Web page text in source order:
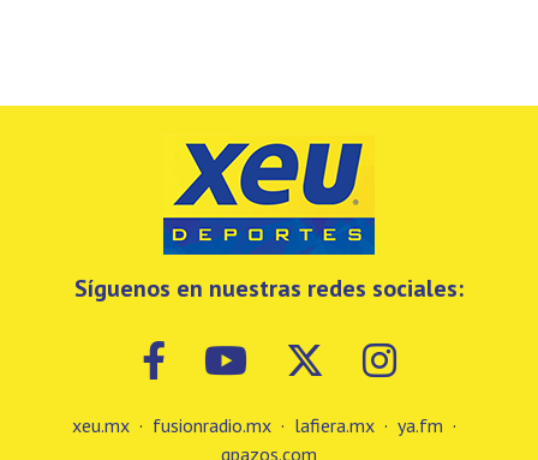
Síguenos en nuestras redes sociales:
xeu.mx · fusionradio.mx · lafiera.mx · ya.fm ·
gpazos.com